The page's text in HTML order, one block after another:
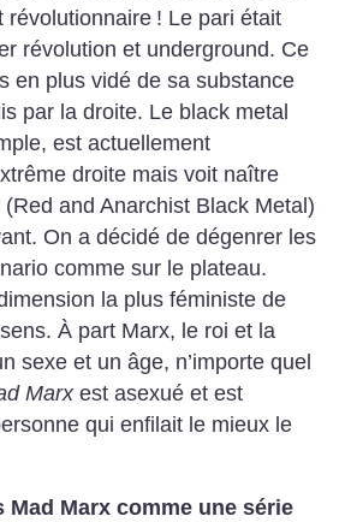
révolutionnaire ! Le pari était
révolution et underground. Ce
en plus vidé de sa substance
par la droite. Le black metal
est actuellement
droite mais voit naître
and Anarchist Black Metal)
On a décidé de dégenrer les
comme sur le plateau.
la plus féministe de
À part Marx, le roi et la
sexe et un âge, n’importe quel
Marxest asexué et est
qui enfilait le mieux le
Mad Marx comme une série